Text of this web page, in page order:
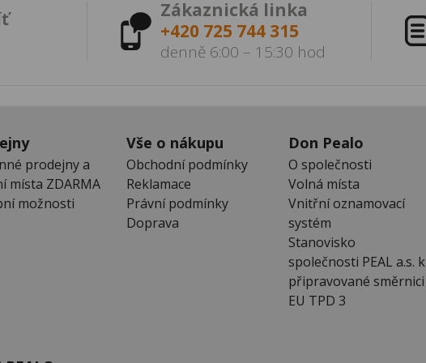
Zákaznická linka
+420 725 744 315
denně 6:00 – 15:30 hod
prodejny a
místa ZDARMA
možnosti
Vše o nákupu
Obchodní podmínky
Reklamace
Právní podmínky
Doprava
Don Pealo
O společnosti
Volná místa
Vnitřní oznamovací
systém
Stanovisko
společnosti PEAL a.s. k
připravované směrnici
EU TPD 3